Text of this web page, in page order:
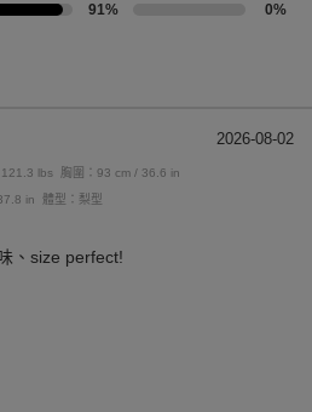
91% 0%
2026-08-02
lbs
胸圍：93 cm / 36.6 in
in
體型：梨型
、size perfect!